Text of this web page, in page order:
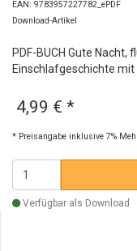
EAN: 9783957227782_ePDF
Download-Artikel
PDF-BUCH Gute
Einschlafgeschichte mit
4,99 € *
* Preisangabe inklusive 7%
Verfügbar als Download